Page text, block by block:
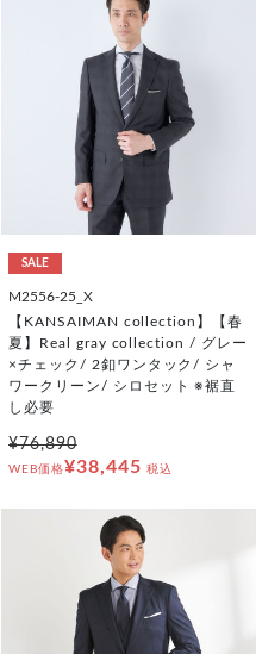
SALE
M2556-25_X
【KANSAIMAN collection】【春
夏】Real gray collection / グレー
×チェック/ 2釦ワンタック/ シャ
ワークリーン/ シロセット ※裾直
し必要
¥76,890
WEB価格¥38,445 税込